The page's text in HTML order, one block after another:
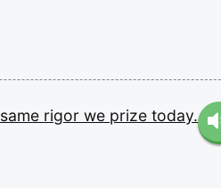
same rigor we prize today.